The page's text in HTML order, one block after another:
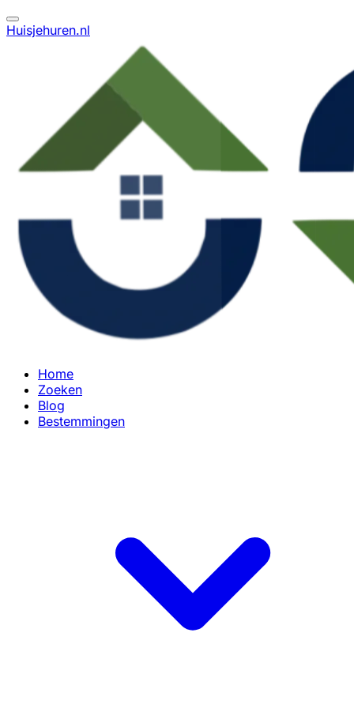
Huisjehuren.nl
Home
Zoeken
Blog
Bestemmingen